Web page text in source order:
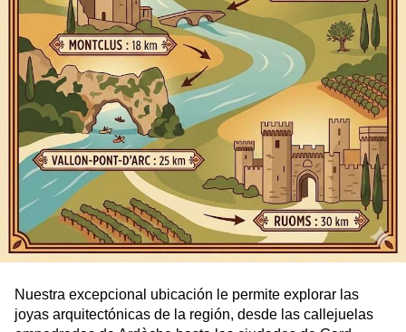
Nuestra excepcional ubicación le permite explorar las
joyas arquitectónicas de la región, desde las callejuelas